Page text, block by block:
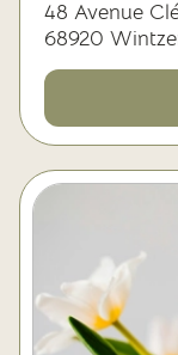
48 Avenue
68920